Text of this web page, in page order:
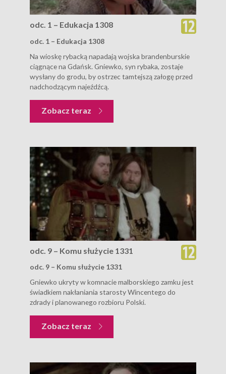
odc. 1 – Edukacja 1308
odc. 1 – Edukacja 1308
Na wioskę rybacką napadają wojska brandenburskie
ciągnące na Gdańsk. Gniewko, syn rybaka, zostaje
wysłany do grodu, by ostrzec tamtejszą załogę przed
nadchodzącym najeźdźcą.
Zobacz teraz
odc. 9 – Komu służycie 1331
odc. 9 – Komu służycie 1331
Gniewko ukryty w komnacie malborskiego zamku jest
świadkiem nakłaniania starosty Wincentego do
zdrady i planowanego rozbioru Polski.
Zobacz teraz